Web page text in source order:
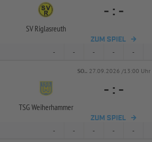
SV Riglasreuth
- : -
ZUM SPIEL
- - - - -
SO.. 27.09.2026 /13:00 Uhr
TSG Weiherhammer
- : -
ZUM SPIEL
- - - - -